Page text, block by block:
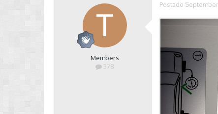
Members
378
Postado September